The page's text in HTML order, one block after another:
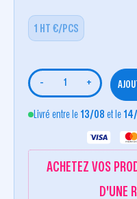
1 HT €/PCS
- +
Livré entre le 13/08 et le
ACHETEZ VOS
D'UNE